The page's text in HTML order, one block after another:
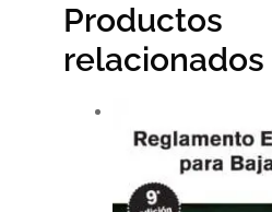
Productos
relacionados